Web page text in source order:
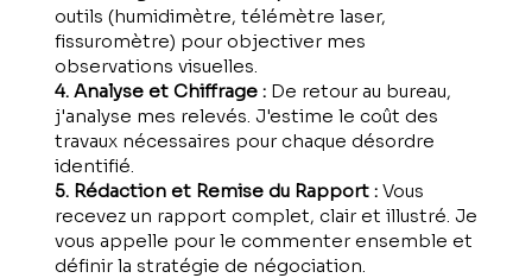
outils (humidimètre, télémètre laser,
fissuromètre) pour objectiver mes
observations visuelles.
4. Analyse et Chiffrage :De retour au bureau,
j'analyse mes relevés. J'estime le coût des
travaux nécessaires pour chaque désordre
identifié.
5. Rédaction et Remise du Rapport :Vous
recevez un rapport complet, clair et illustré. Je
vous appelle pour le commenter ensemble et
définir la stratégie de négociation.